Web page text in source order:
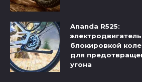
Ananda R525:
блокировкой
для
угона